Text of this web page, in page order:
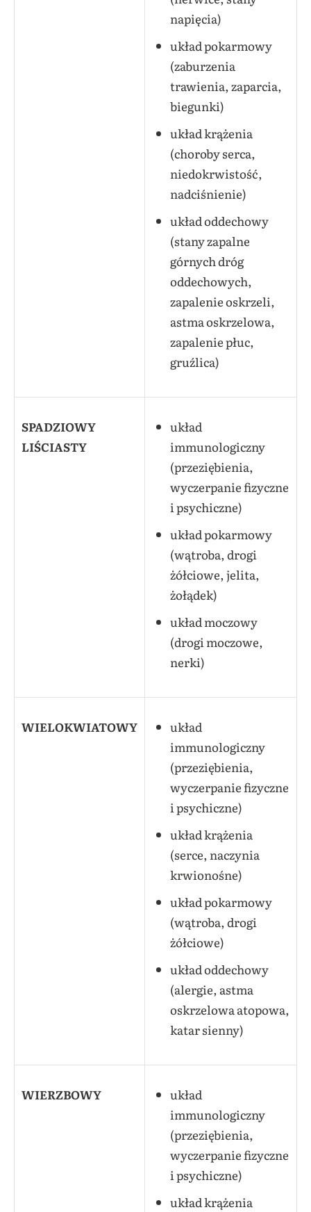
napięcia)
układ pokarmowy
(zaburzenia
trawienia, zaparcia,
biegunki)
układ krążenia
(choroby serca,
niedokrwistość,
nadciśnienie)
układ oddechowy
(stany zapalne
górnych dróg
oddechowych,
zapalenie oskrzeli,
astma oskrzelowa,
zapalenie płuc,
gruźlica)
SPADZIOWY
LIŚCIASTY
układ
immunologiczny
(przeziębienia,
wyczerpanie fizyczne
i psychiczne)
układ pokarmowy
(wątroba, drogi
żółciowe, jelita,
żołądek)
układ moczowy
(drogi moczowe,
nerki)
WIELOKWIATOWY
układ
immunologiczny
(przeziębienia,
wyczerpanie fizyczne
i psychiczne)
układ krążenia
(serce, naczynia
krwionośne)
układ pokarmowy
(wątroba, drogi
żółciowe)
układ oddechowy
(alergie, astma
oskrzelowa atopowa,
katar sienny)
WIERZBOWY
układ
immunologiczny
(przeziębienia,
wyczerpanie fizyczne
i psychiczne)
układ krążenia